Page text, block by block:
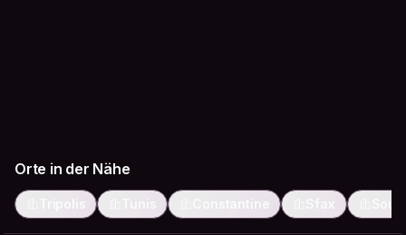
Orte in der Nähe
Tripolis Tunis Constantine Sfax